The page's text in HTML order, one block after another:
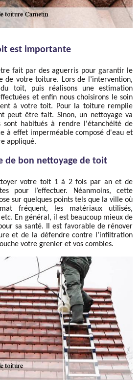
est importante
fait par des aguerris pour garantir le
de votre toiture. Lors de l’intervention,
toit, puis réalisons une estimation
et enfin nous choisirons le soin
à votre toit. Pour la toiture remplie
peut être fait. Sinon, un nettoyage va
sont habitués à rendre l'étanchéité de
à effet imperméable composé d'eau et
appliqué.
de bon nettoyage de toit
votre toit 1 à 2 fois par an et de
pour l’effectuer. Néanmoins, cette
sur quelques points tels que la ville où
fréquent, les matériaux utilisés,
etc. En général, il est beaucoup mieux de
sa santé. Il est favorable de rénover
et de la défendre contre l’infiltration
votre grenier et vos combles.